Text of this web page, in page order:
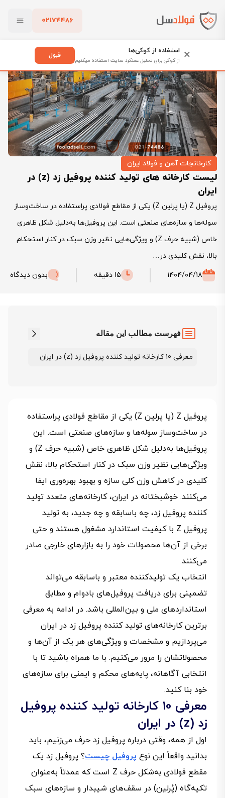
02174486
پاک کردن
فولادسل
لیست کارخانه های تولید کننده پروفیل زد (z) در ایران
کارخانجات آهن و فولاد ایران
لیست کارخانه های تولید کننده پروفیل زد (z) در
ایران
پروفیل Z (یا پرلین Z) یکی از مقاطع فولادی پراستفاده در ساخت‌وساز
سوله‌ها و سازه‌های صنعتی است. این پروفیل‌ها به‌دلیل شکل ظاهری
خاص (شبیه حرف Z) و ویژگی‌هایی نظیر وزن سبک در کنار استحکام
بالا، نقش کلیدی در…
۱۴۰۴/۰۴/۱۸
15 دقیقه بدون دیدگاه
فهرست مطالب این مقاله
معرفی 10 کارخانه تولید کننده پروفیل زد (z) در ایران
پروفیل Z (یا پرلین Z) یکی از مقاطع فولادی پراستفاده
در ساخت‌وساز سوله‌ها و سازه‌های صنعتی است. این
پروفیل‌ها به‌دلیل شکل ظاهری خاص (شبیه حرف Z) و
ویژگی‌هایی نظیر وزن سبک در کنار استحکام بالا، نقش
کلیدی در کاهش وزن کلی سازه و بهبود بهره‌وری ایفا
می‌کنند. خوشبختانه در ایران، کارخانه‌های متعدد تولید
کننده پروفیل زد، چه باسابقه و چه جدید، به تولید
پروفیل Z با کیفیت استاندارد مشغول هستند و حتی
برخی از آن‌ها محصولات خود را به بازارهای خارجی صادر
می‌کنند.
انتخاب یک تولیدکننده معتبر و باسابقه می‌تواند
تضمینی برای دریافت پروفیل‌های بادوام و مطابق
استانداردهای ملی و بین‌المللی باشد. در ادامه به معرفی
برترین کارخانه‌های تولید کننده پروفیل زد در ایران
می‌پردازیم و مشخصات و ویژگی‌های هر یک از آن‌ها و
محصولاتشان را مرور می‌کنیم. با ما همراه باشید تا با
انتخابی آگاهانه، پایه‌های محکم و ایمنی برای سازه‌های
خود بنا کنید.
معرفی 10 کارخانه تولید کننده پروفیل
زد (z) در ایران
اول از همه، وقتی درباره پروفیل زد حرف می‌زنیم، باید
بدانید واقعاً این نوع پروفیل چیست؟ پروفیل زد یک
مقطع فولادی به‌شکل حرف Z است که عمدتاً به‌عنوان
تکیه‌گاه (پُرلین) در سقف‌های شیبدار و سازه‌های سبک
× استفاده از کوکی‌ها
از کوکی برای تحلیل عملکرد سایت استفاده میکنیم
قبول